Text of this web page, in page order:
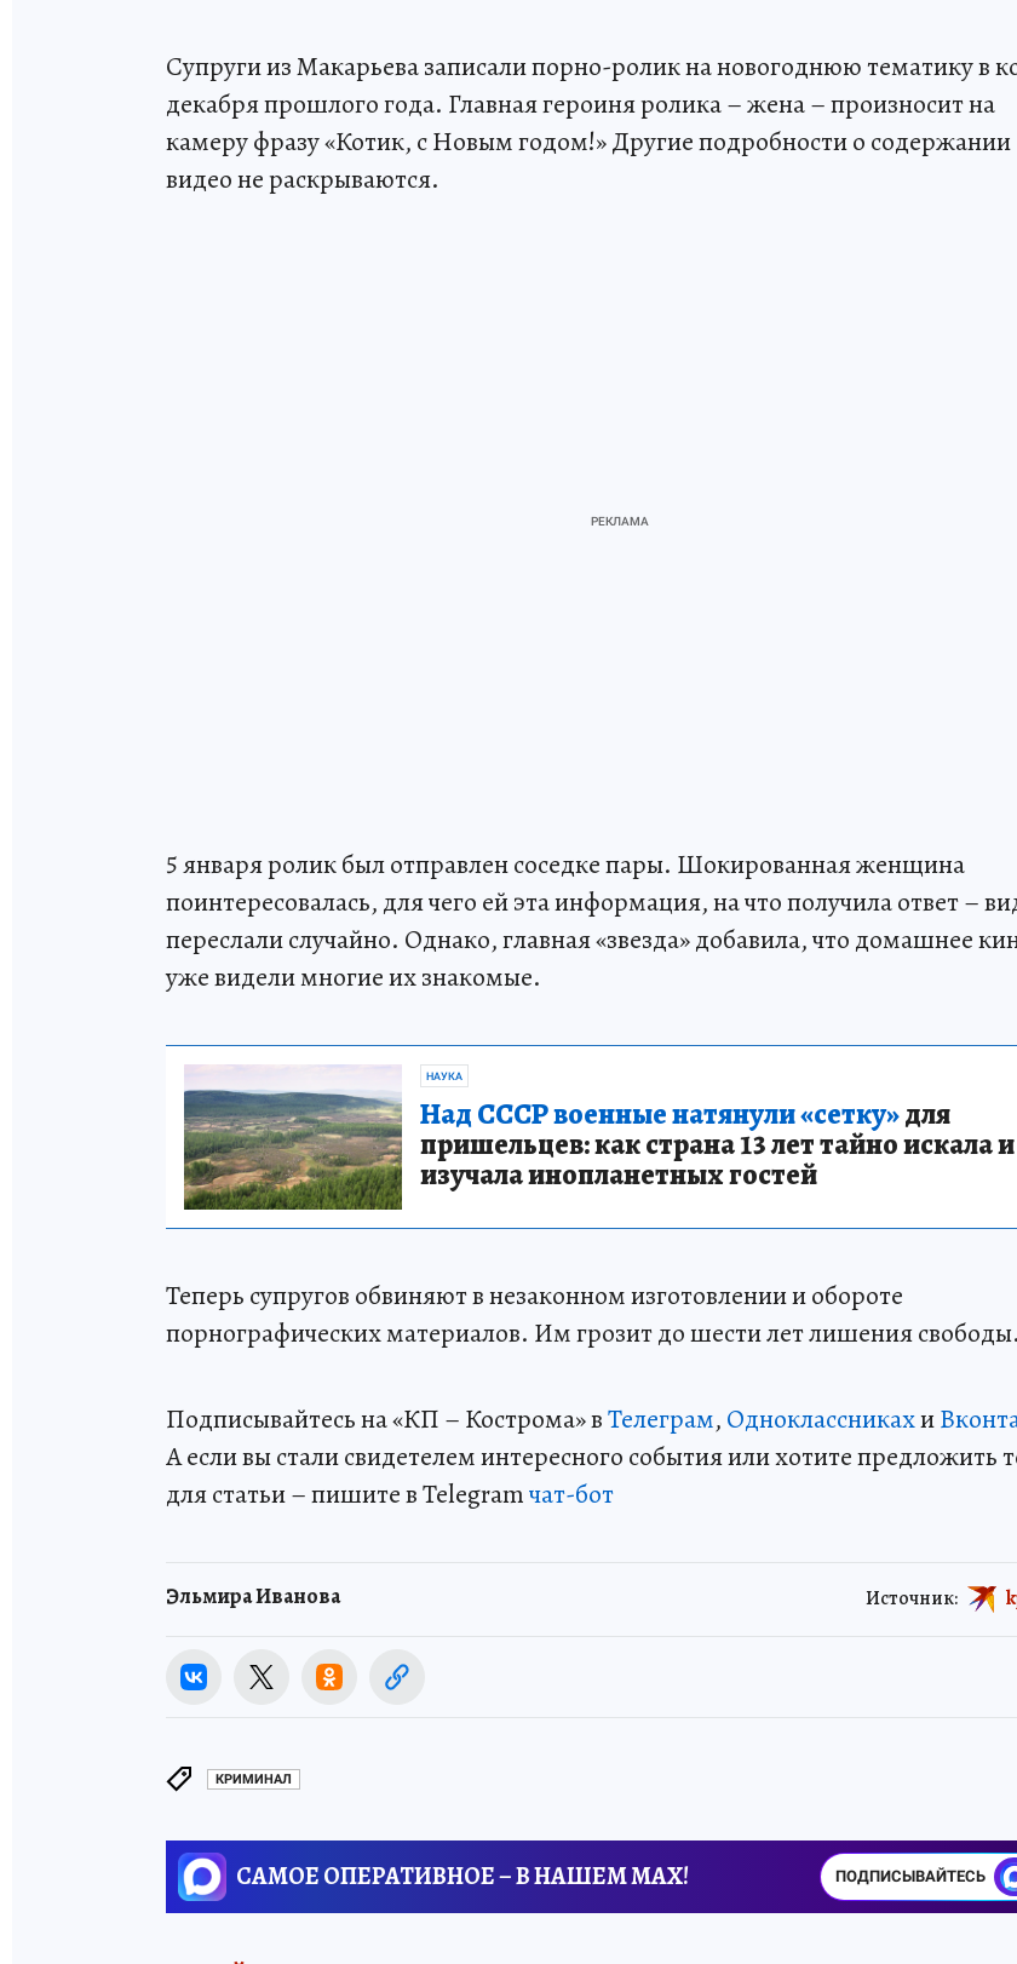
Супруги из Макарьева записали порно-ролик на новогоднюю тематику в
декабря прошлого года. Главная героиня ролика – жена – произносит на
камеру фразу «Котик, с Новым годом!» Другие подробности о содержании
видео не раскрываются.
5 января ролик был отправлен соседке пары. Шокированная женщина
поинтересовалась, для чего ей эта информация, на что получила ответ –
переслали случайно. Однако, главная «звезда» добавила, что домашнее
уже видели многие их знакомые.
НАУКА
Над СССР военные натянули «сетку»для
пришельцев: как страна 13 лет тайно искала и
изучала инопланетных гостей
Теперь супругов обвиняют в незаконном изготовлении и обороте
порнографических материалов. Им грозит до шести лет лишения свободы.
Подписывайтесь на «КП – Кострома» вТелеграм, Одноклассникахи
А если вы стали свидетелем интересного события или хотите предложить
для статьи – пишите в Telegramчат-бот
Эльмира Иванова Источник:
КРИМИНАЛ
САМОЕ ОПЕРАТИВНОЕ – В НАШЕМ MAX! ПОДПИСЫВАЙТЕСЬ